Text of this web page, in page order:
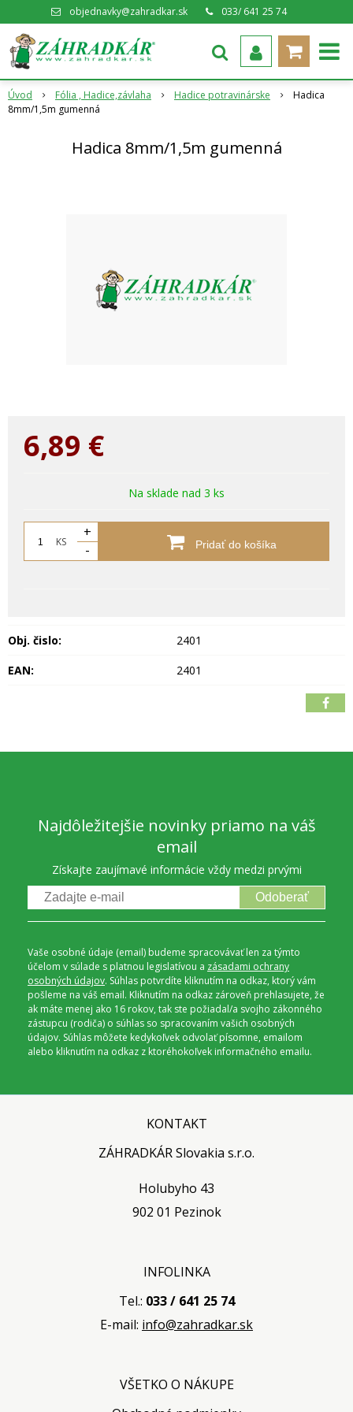
objednavky@zahradkar.sk 033/ 641 25 74
Úvod Fólia , Hadice,závlaha Hadice potravinárske
Hadica
8mm/1,5m gumenná
Hadica 8mm/1,5m gumenná
6,89 €
Na sklade nad 3 ks
KS
+
-
Pridať do košíka
Obj. čislo:
2401
EAN:
2401
Najdôležitejšie novinky priamo na váš
email
Získajte zaujímavé informácie vždy medzi prvými
Odoberať
Vaše osobné údaje (email) budeme spracovávať len za týmto
účelom v súlade s platnou legislatívou a zásadami ochrany
osobných údajov. Súhlas potvrdíte kliknutím na odkaz, ktorý vám
pošleme na váš email. Kliknutím na odkaz zároveň prehlasujete, že
ak máte menej ako 16 rokov, tak ste požiadal/a svojho zákonného
zástupcu (rodiča) o súhlas so spracovaním vašich osobných
údajov. Súhlas môžete kedykoľvek odvolať písomne, emailom
alebo kliknutím na odkaz z ktoréhokoľvek informačného emailu.
KONTAKT
ZÁHRADKÁR Slovakia s.r.o.
Holubyho 43
902 01 Pezinok
INFOLINKA
Tel.: 033 / 641 25 74
E-mail: info@zahradkar.sk
VŠETKO O NÁKUPE